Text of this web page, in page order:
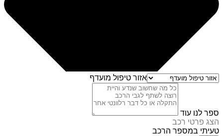
אזור טיפול מועדף
ספר לנו עוד
הצג פרטי רכב
טעיתי במספר הרכב